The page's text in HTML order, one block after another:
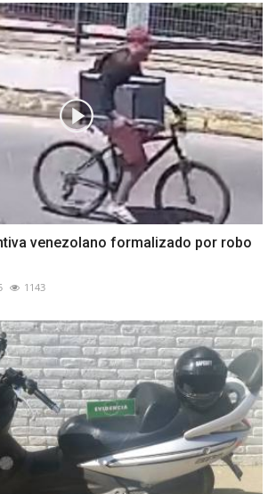
venezolano formalizado por robo
1143